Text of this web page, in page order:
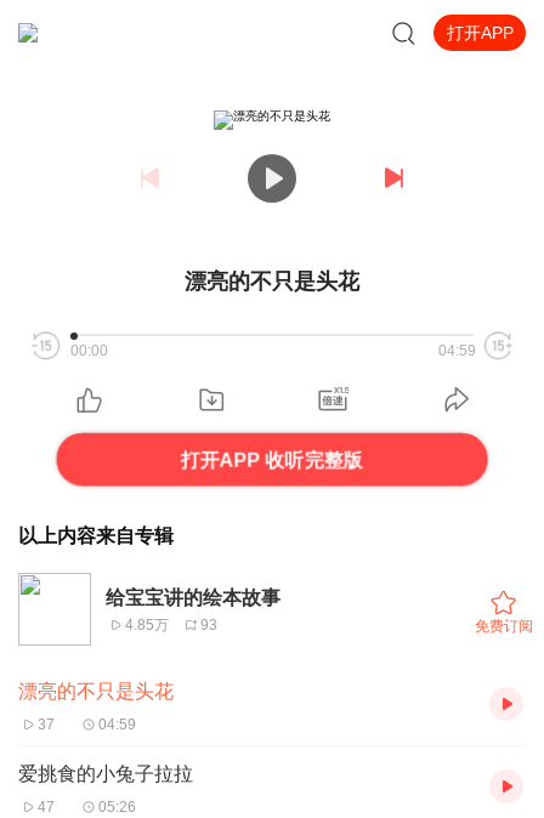
打开APP
漂亮的不只是头花
00:00 04:59
打开APP 收听完整版
以上内容来自专辑
给宝宝讲的绘本故事
4.85万 93 免费订阅
漂亮的不只是头花
37 04:59
爱挑食的小兔子拉拉
47 05:26